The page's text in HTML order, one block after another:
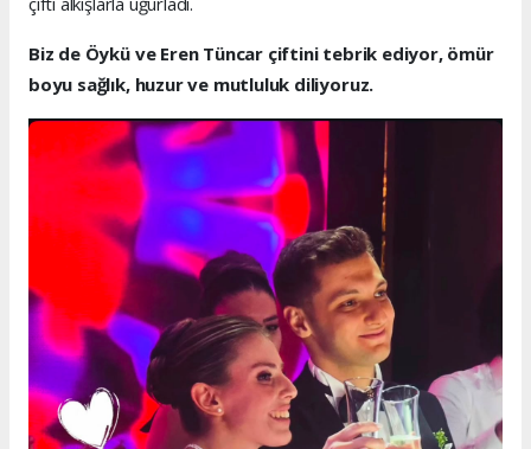
Biz de Öykü ve Eren Tüncar çiftini tebrik ediyor, ömür
boyu sağlık, huzur ve mutluluk diliyoruz.